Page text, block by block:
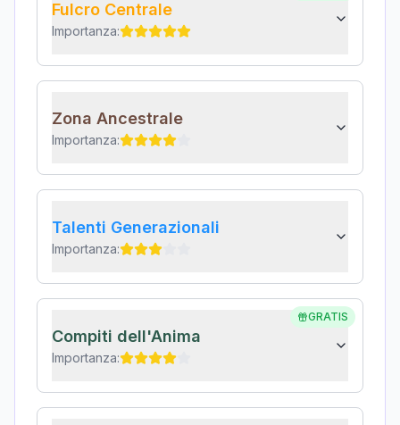
Fulcro Centrale
Importanza:
Zona Ancestrale
Importanza:
Talenti Generazionali
Importanza:
GRATIS
Compiti dell'Anima
Importanza: